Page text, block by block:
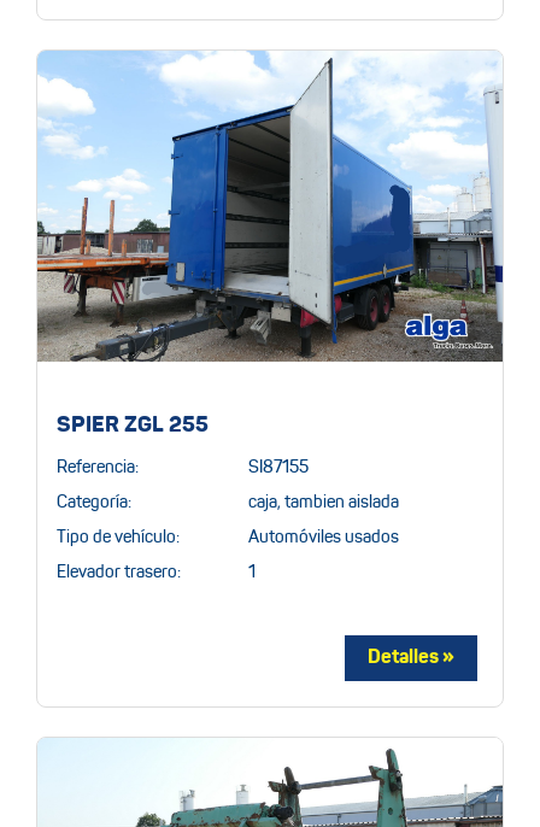
SPIER ZGL 255
Referencia: SI87155
Categoría: caja, tambien aislada
Tipo de vehículo: Automóviles usados
Elevador trasero: 1